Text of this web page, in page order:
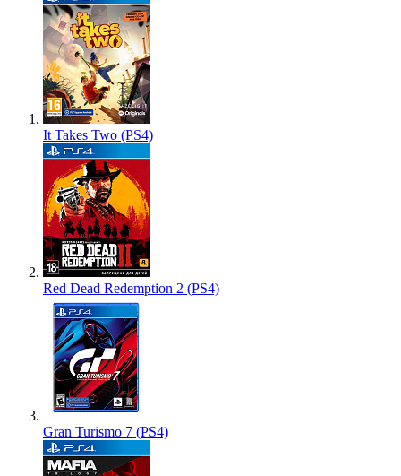
It Takes Two (PS4)
Red Dead Redemption 2 (PS4)
Gran Turismo 7 (PS4)